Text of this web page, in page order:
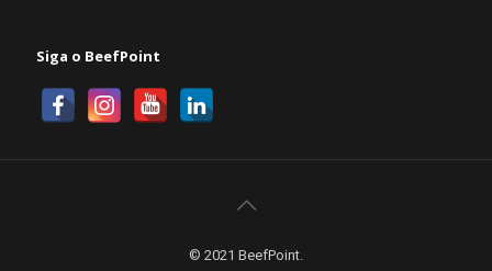
Siga o BeefPoint
© 2021 BeefPoint.